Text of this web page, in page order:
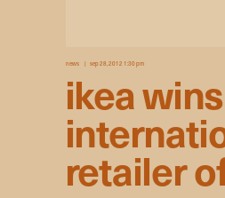
news sep 28, 2012 1:30 pm
ikea wins
retailer